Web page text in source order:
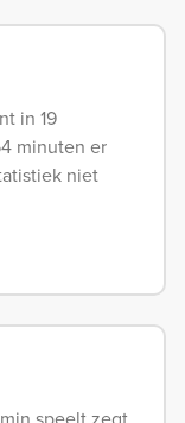
in 19
minuten er
niet